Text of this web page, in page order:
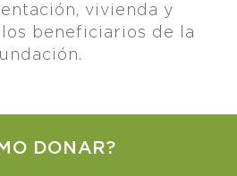
vivienda y
beneficiarios de la
DONAR?